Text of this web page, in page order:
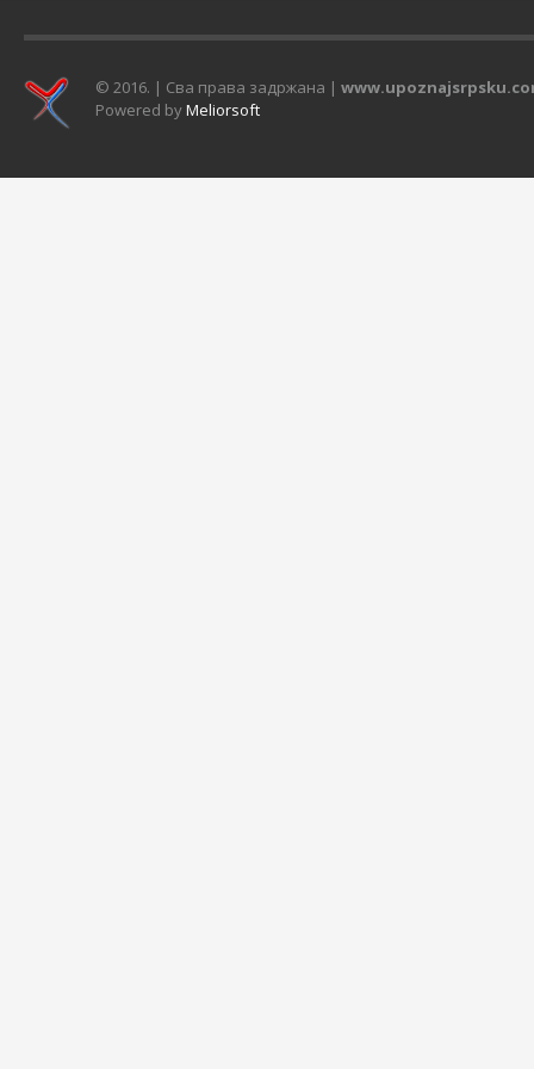
километра квадратна површине,
овај...
висини од 1 056
© 2016. | Сва права задржана |
Powered byMeliorsoft